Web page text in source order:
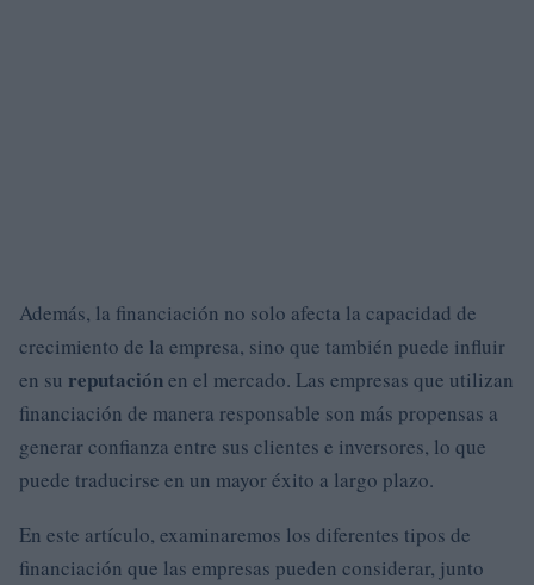
Además, la financiación no solo afecta la capacidad de
crecimiento de la empresa, sino que también puede influir
en su reputaciónen el mercado. Las empresas que utilizan
financiación de manera responsable son más propensas a
generar confianza entre sus clientes e inversores, lo que
puede traducirse en un mayor éxito a largo plazo.
En este artículo, examinaremos los diferentes tipos de
financiación que las empresas pueden considerar, junto